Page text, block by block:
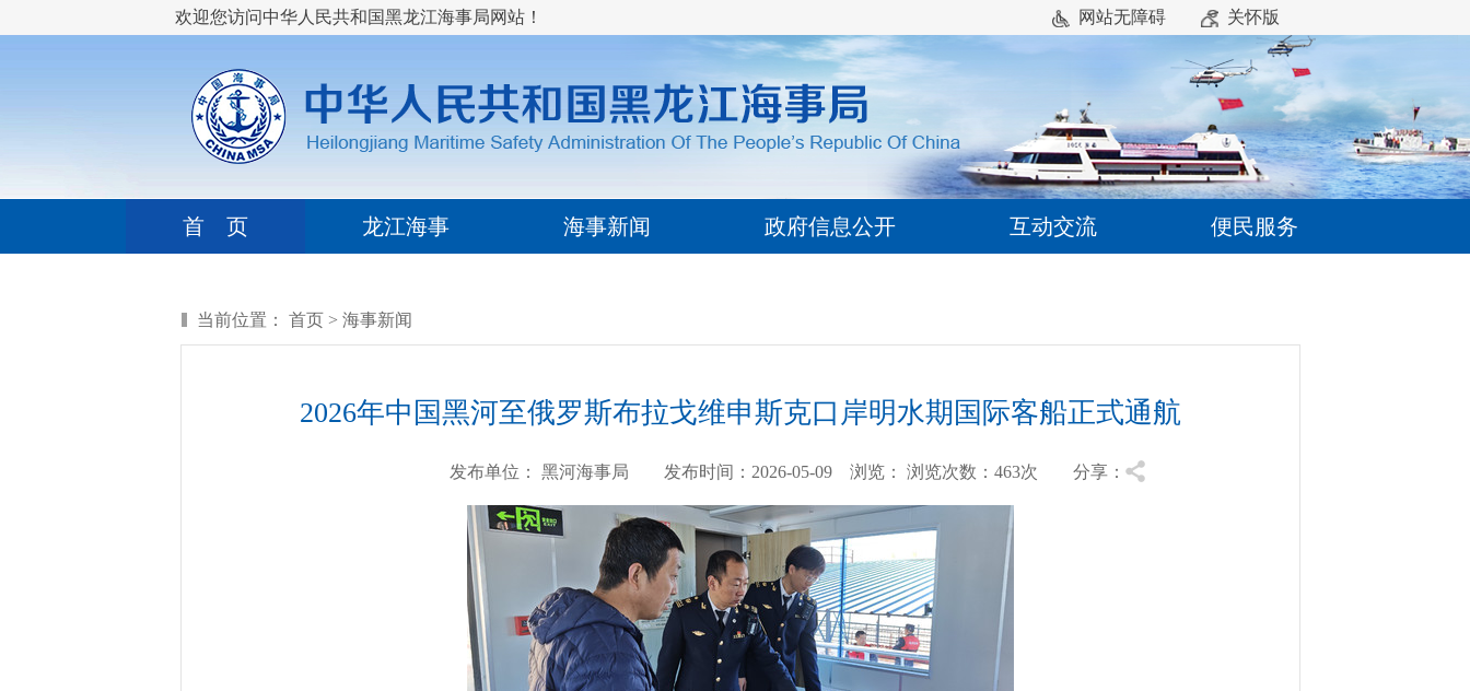
欢迎您访问中华人民共和国黑龙江海事局网站！ 网站无障碍 关怀版
首 页 龙江海事 海事新闻 政府信息公开 互动交流 便民服务
当前位置： 首页 > 海事新闻
2026年中国黑河至俄罗斯布拉戈维申斯克口岸明水期国际客船正式通航
发布单位： 黑河海事局 发布时间：2026-05-09 浏览： 浏览次数：463次 分享：